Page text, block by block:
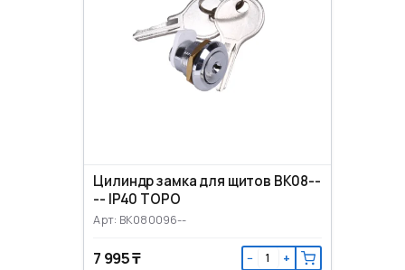
Цилиндр замка для щитов BK08--
-- IP40 TOPO
Арт: BK080096--
7 995 ₸ − +